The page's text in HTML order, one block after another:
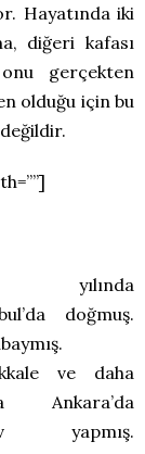
Hayatında iki
diğeri kafası
gerçekten
olduğu için bu
yılında
doğmuş.
ve daha
Ankara’da
yapmış.